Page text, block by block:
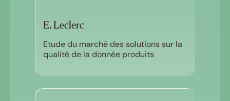
E. Leclerc
Etude du marché des solutions sur la
qualité de la donnée produits